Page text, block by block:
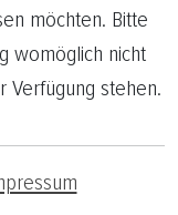
möchten. Bitte
womöglich nicht
Verfügung stehen.